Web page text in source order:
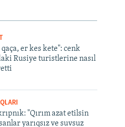
qaça, er kes kete": cenk
Rusiye turistlerine nasıl
"Qırım azat etilsin
yarıqsız ve suvsuz